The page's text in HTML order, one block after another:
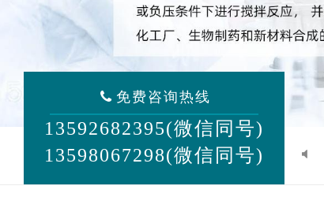
免费咨询热线
13592682395(微信同号)
13598067298(微信同号)